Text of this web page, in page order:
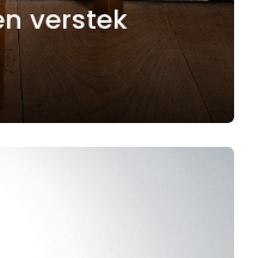
verstek